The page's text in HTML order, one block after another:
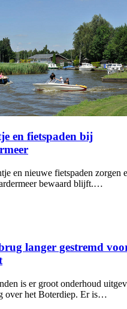
en fietspaden bij
en nieuwe fietspaden zorgen
bewaard blijft.…
langer gestremd
is er groot onderhoud
over het Boterdiep. Er is…